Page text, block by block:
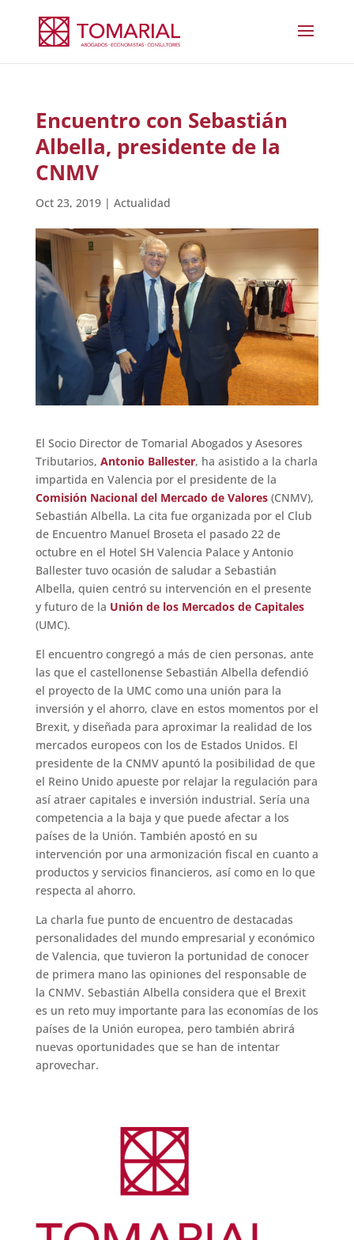
Encuentro con Sebastián
Albella, presidente de la
CNMV
Oct 23, 2019| Actualidad
El Socio Director de Tomarial Abogados y Asesores
Tributarios, Antonio Ballester, ha asistido a la charla
impartida en Valencia por el presidente de la
Comisión Nacional del Mercado de Valores(CNMV),
Sebastián Albella. La cita fue organizada por el Club
de Encuentro Manuel Broseta el pasado 22 de
octubre en el Hotel SH Valencia Palace y Antonio
Ballester tuvo ocasión de saludar a Sebastián
Albella, quien centró su intervención en el presente
y futuro de la Unión de los Mercados de Capitales
(UMC).
El encuentro congregó a más de cien personas, ante
las que el castellonense Sebastián Albella defendió
el proyecto de la UMC como una unión para la
inversión y el ahorro, clave en estos momentos por el
Brexit, y diseñada para aproximar la realidad de los
mercados europeos con los de Estados Unidos. El
presidente de la CNMV apuntó la posibilidad de que
el Reino Unido apueste por relajar la regulación para
así atraer capitales e inversión industrial. Sería una
competencia a la baja y que puede afectar a los
países de la Unión. También apostó en su
intervención por una armonización fiscal en cuanto a
productos y servicios financieros, así como en lo que
respecta al ahorro.
La charla fue punto de encuentro de destacadas
personalidades del mundo empresarial y económico
de Valencia, que tuvieron la portunidad de conocer
de primera mano las opiniones del responsable de
la CNMV. Sebastián Albella considera que el Brexit
es un reto muy importante para las economías de los
países de la Unión europea, pero también abrirá
nuevas oportunidades que se han de intentar
aprovechar.